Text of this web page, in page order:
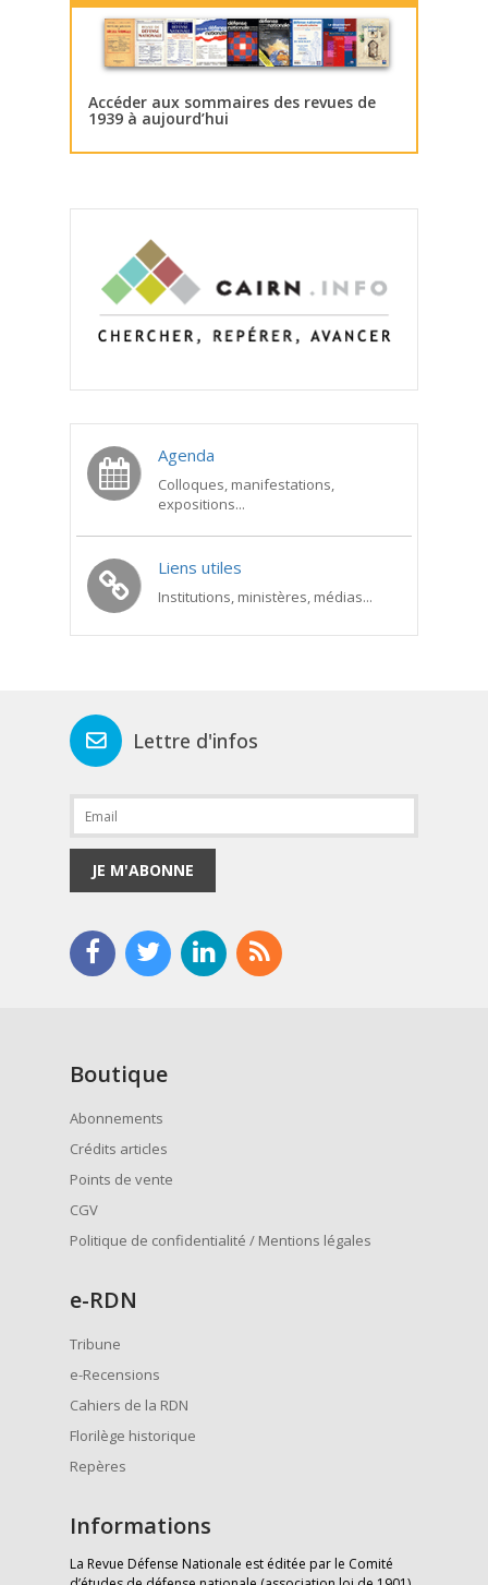
Accéder aux sommaires des revues de
1939 à aujourd’hui
Agenda
Colloques, manifestations,
expositions...
Liens utiles
Institutions, ministères, médias...
Lettre d'infos
JE M'ABONNE
Boutique
Abonnements
Crédits articles
Points de vente
CGV
Politique de confidentialité / Mentions légales
e-RDN
Tribune
e-Recensions
Cahiers de la RDN
Florilège historique
Repères
Informations
La Revue Défense Nationale est éditée par le Comité